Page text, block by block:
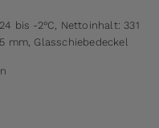
bis -2°C, Nettoinhalt: 331
mm, Glasschiebedeckel